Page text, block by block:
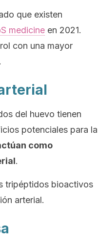
que existen
medicine en 2021.
con una mayor
del huevo tienen
potenciales para la
como
.
tripéptidos bioactivos
arterial.